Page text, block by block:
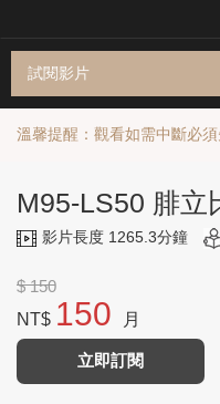
試閱影片
溫馨提醒：觀看如需中斷必須
M95-LS50 腓立
影片長度 1265.3分鐘
$ 150
NT$ 150 月
立即訂閱